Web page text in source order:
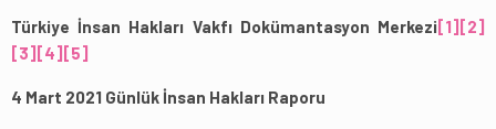
Türkiye İnsan Hakları Vakfı Dokümantasyon Merkezi [1] [2]
[3] [4] [5]
4 Mart 2021 Günlük İnsan Hakları Raporu